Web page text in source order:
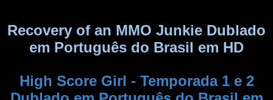
Recovery of an MMO Junkie Dublado
em Português do Brasil em HD
High Score Girl - Temporada 1 e 2